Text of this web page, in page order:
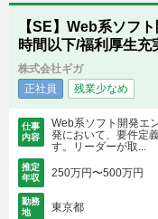
【SE】Web系ソフ
時間以下/福利厚生充
株式会社ギガ
正社員
残業少なめ
仕事
内容
Web系ソフト開発エ
発において、要件定
す。リーダーが取...
推定
年収
250万円〜500万円
勤務
地
東京都